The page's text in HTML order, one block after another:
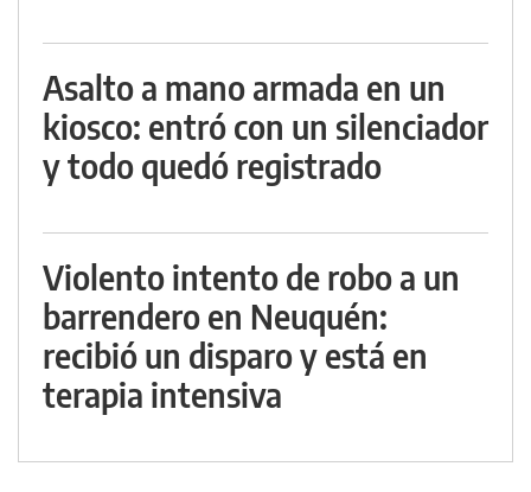
Asalto a mano armada en un
kiosco: entró con un silenciador
y todo quedó registrado
Violento intento de robo a un
barrendero en Neuquén:
recibió un disparo y está en
terapia intensiva